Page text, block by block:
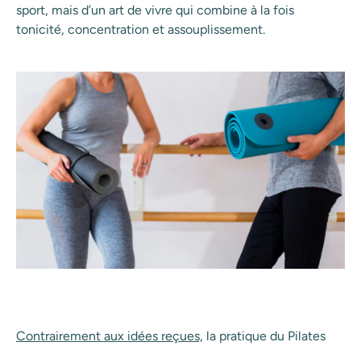
sport, mais d’un art de vivre qui combine à la fois
tonicité, concentration et assouplissement.
Contrairement aux idées reçues, la pratique du Pilates